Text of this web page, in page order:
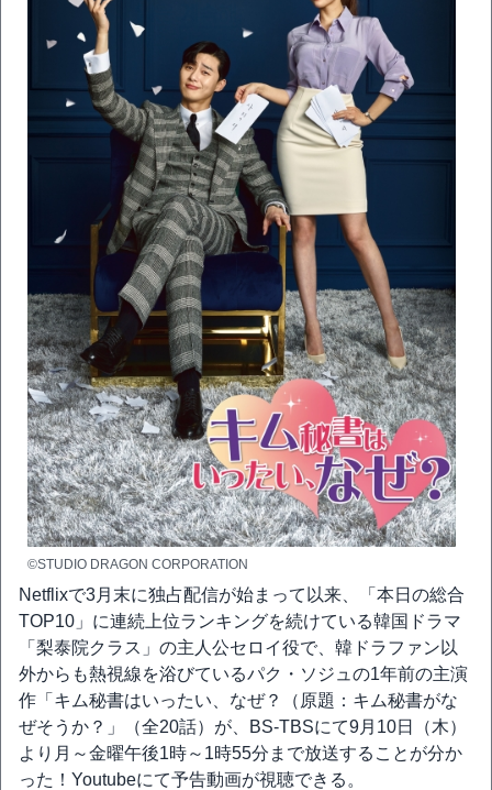
©STUDIO DRAGON CORPORATION
Netflixで3月末に独占配信が始まって以来、「本日の総合
TOP10」に連続上位ランキングを続けている韓国ドラマ
「梨泰院クラス」の主人公セロイ役で、韓ドラファン以
外からも熱視線を浴びているパク・ソジュの1年前の主演
作「キム秘書はいったい、なぜ？（原題：キム秘書がな
ぜそうか？」（全20話）が、BS-TBSにて9月10日（木）
より月～金曜午後1時～1時55分まで放送することが分か
った！Youtubeにて予告動画が視聴できる。